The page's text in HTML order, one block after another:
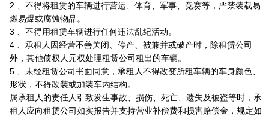
2 、不得将租赁的车辆进行营运、体育、军事、竞赛等，严禁装载易
燃易爆或腐蚀物品。
3 、不得用租赁车辆进行任何违法乱纪活动。
4 、承租人因经营不善关闭、停产、被兼并或破产时，除租赁公司
外，其他债权人元权处理租赁公司租出的车辆。
5 、未经租赁公司书面同意，承租人不得改变所租车辆的车身颜色、
形状，不得改装或加装车内结构。
属承租人的责任人引致发生事故、损伤、死亡、遗失及被盗等时，承
租人应向租赁公司如实报告并支持营业补偿费和损害赔偿金，规定如